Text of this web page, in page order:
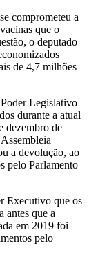
comprometeu a
que o
o deputado
de 4,7 milhões
Legislativo
durante a atual
dezembro de
a devolução, ao
pelo Parlamento
Executivo que os
antes que a
em 2019 foi
pelo